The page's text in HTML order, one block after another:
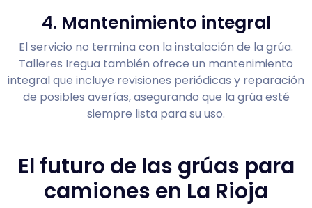
4. Mantenimiento integral
El servicio no termina con la instalación de la grúa.
Talleres Iregua también ofrece un mantenimiento
integral que incluye revisiones periódicas y reparación
de posibles averías, asegurando que la grúa esté
siempre lista para su uso.
El futuro de las grúas para
camiones en La Rioja